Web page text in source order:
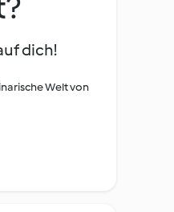
dich!
Welt von